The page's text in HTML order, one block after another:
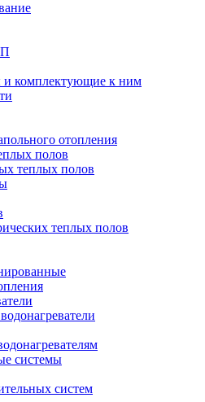
и комплектующие к ним
отопления
полов
теплых полов
теплых полов
системы
систем